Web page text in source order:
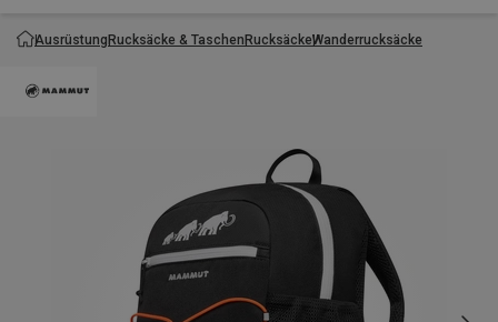
AusrüstungRucksäcke & TaschenRucksäckeWanderrucksäcke